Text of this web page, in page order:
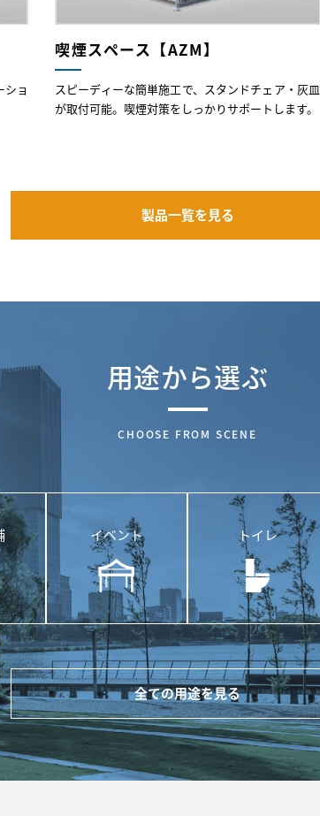
ョ
喫煙スペース【AZM】
スピーディーな簡単施工で、スタンドチェア・灰皿
が取付可能。喫煙対策をしっかりサポートします。
製品一覧を見る
用途から選ぶ
CHOOSE FROM SCENE
イベント トイレ
全ての用途を見る